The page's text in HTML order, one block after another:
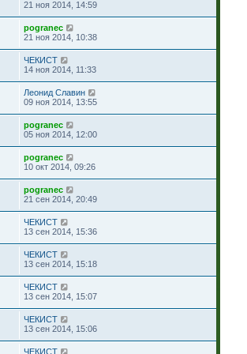
21 ноя 2014, 14:59
pogranec
21 ноя 2014, 10:38
ЧЕКИСТ
14 ноя 2014, 11:33
Леонид Славин
09 ноя 2014, 13:55
pogranec
05 ноя 2014, 12:00
pogranec
10 окт 2014, 09:26
pogranec
21 сен 2014, 20:49
ЧЕКИСТ
13 сен 2014, 15:36
ЧЕКИСТ
13 сен 2014, 15:18
ЧЕКИСТ
13 сен 2014, 15:07
ЧЕКИСТ
13 сен 2014, 15:06
ЧЕКИСТ